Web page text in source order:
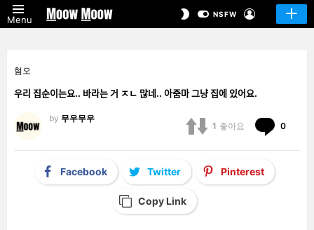
Menu
SWITCHNSFW
혐오
우리 집순이는요.. 바라는 거 ㅈㄴ 많네.. 아줌마 그냥 집에 있어요.
by 무우무우
1 좋아요 0
Facebook Twitter Pinterest
Copy Link